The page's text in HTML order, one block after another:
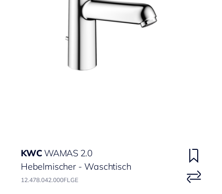
KWCWAMAS 2.0
Hebelmischer - Waschtisch
12.478.042.000FLGE